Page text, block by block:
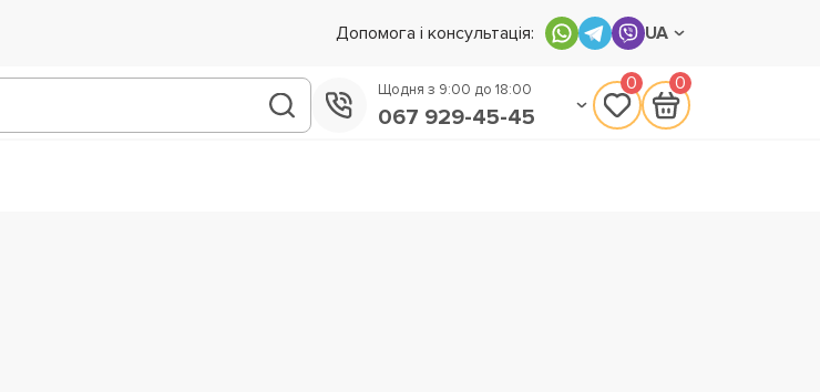
Допомога і консультація: UA
Щодня з 9:00 до 18:00
067 929-45-45
0 0